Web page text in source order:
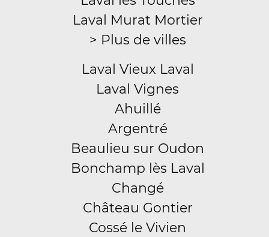
Laval Murat Mortier
> Plus de villes
Laval Vieux Laval
Laval Vignes
Ahuillé
Argentré
Beaulieu sur Oudon
Bonchamp lès Laval
Changé
Château Gontier
Cossé le Vivien